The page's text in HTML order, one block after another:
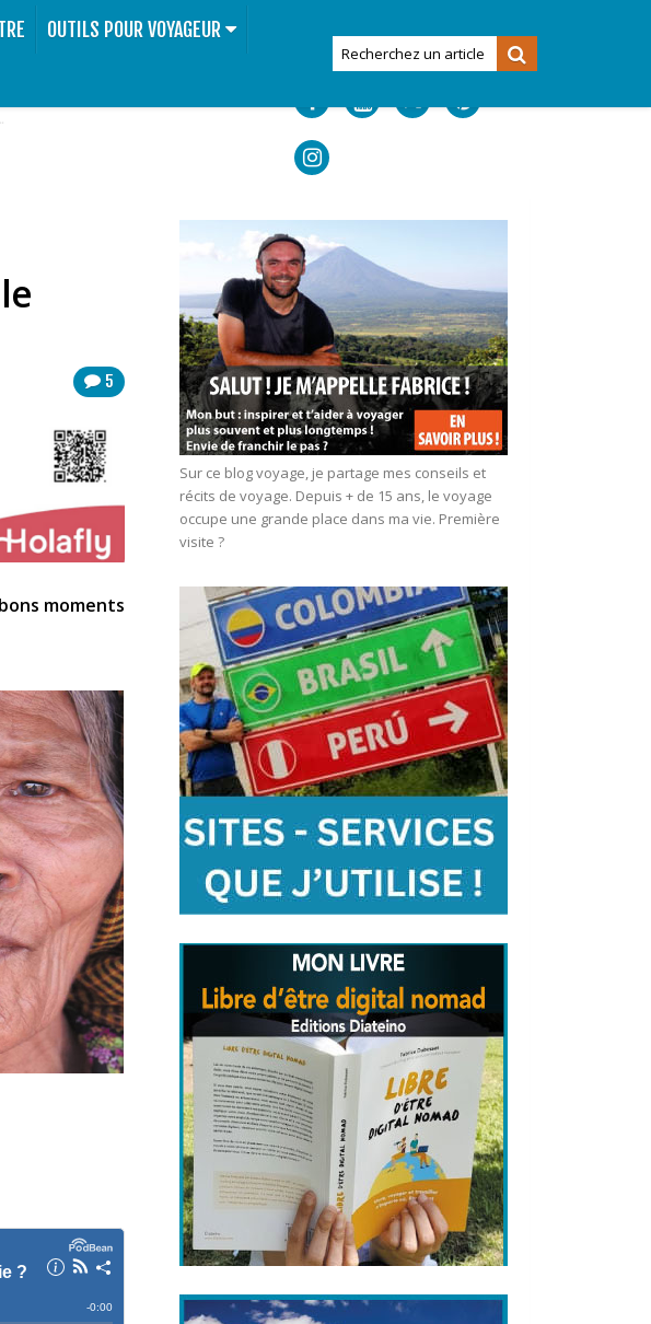
OUTILS POUR VOYAGEUR
5
moments
Sur ce blog voyage, je partage mes conseils et
récits de voyage. Depuis + de 15 ans, le voyage
occupe une grande place dans ma vie. Première
visite ?